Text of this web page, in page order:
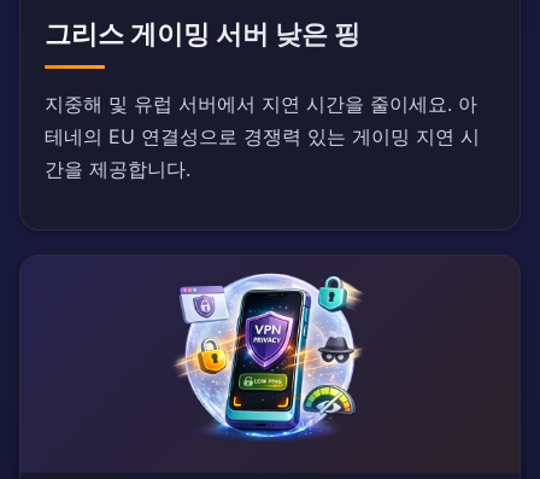
그리스 게이밍 서버 낮은 핑
지중해 및 유럽 서버에서 지연 시간을 줄이세요. 아
테네의 EU 연결성으로 경쟁력 있는 게이밍 지연 시
간을 제공합니다.